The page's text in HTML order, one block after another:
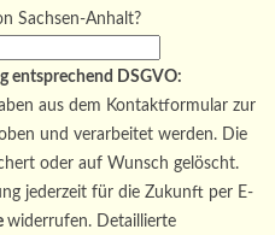
Sachsen-Anhalt?
entsprechend DSGVO:
aus dem Kontaktformular zur
und verarbeitet werden. Die
oder auf Wunsch gelöscht.
jederzeit für die Zukunft per E-
widerrufen. Detaillierte